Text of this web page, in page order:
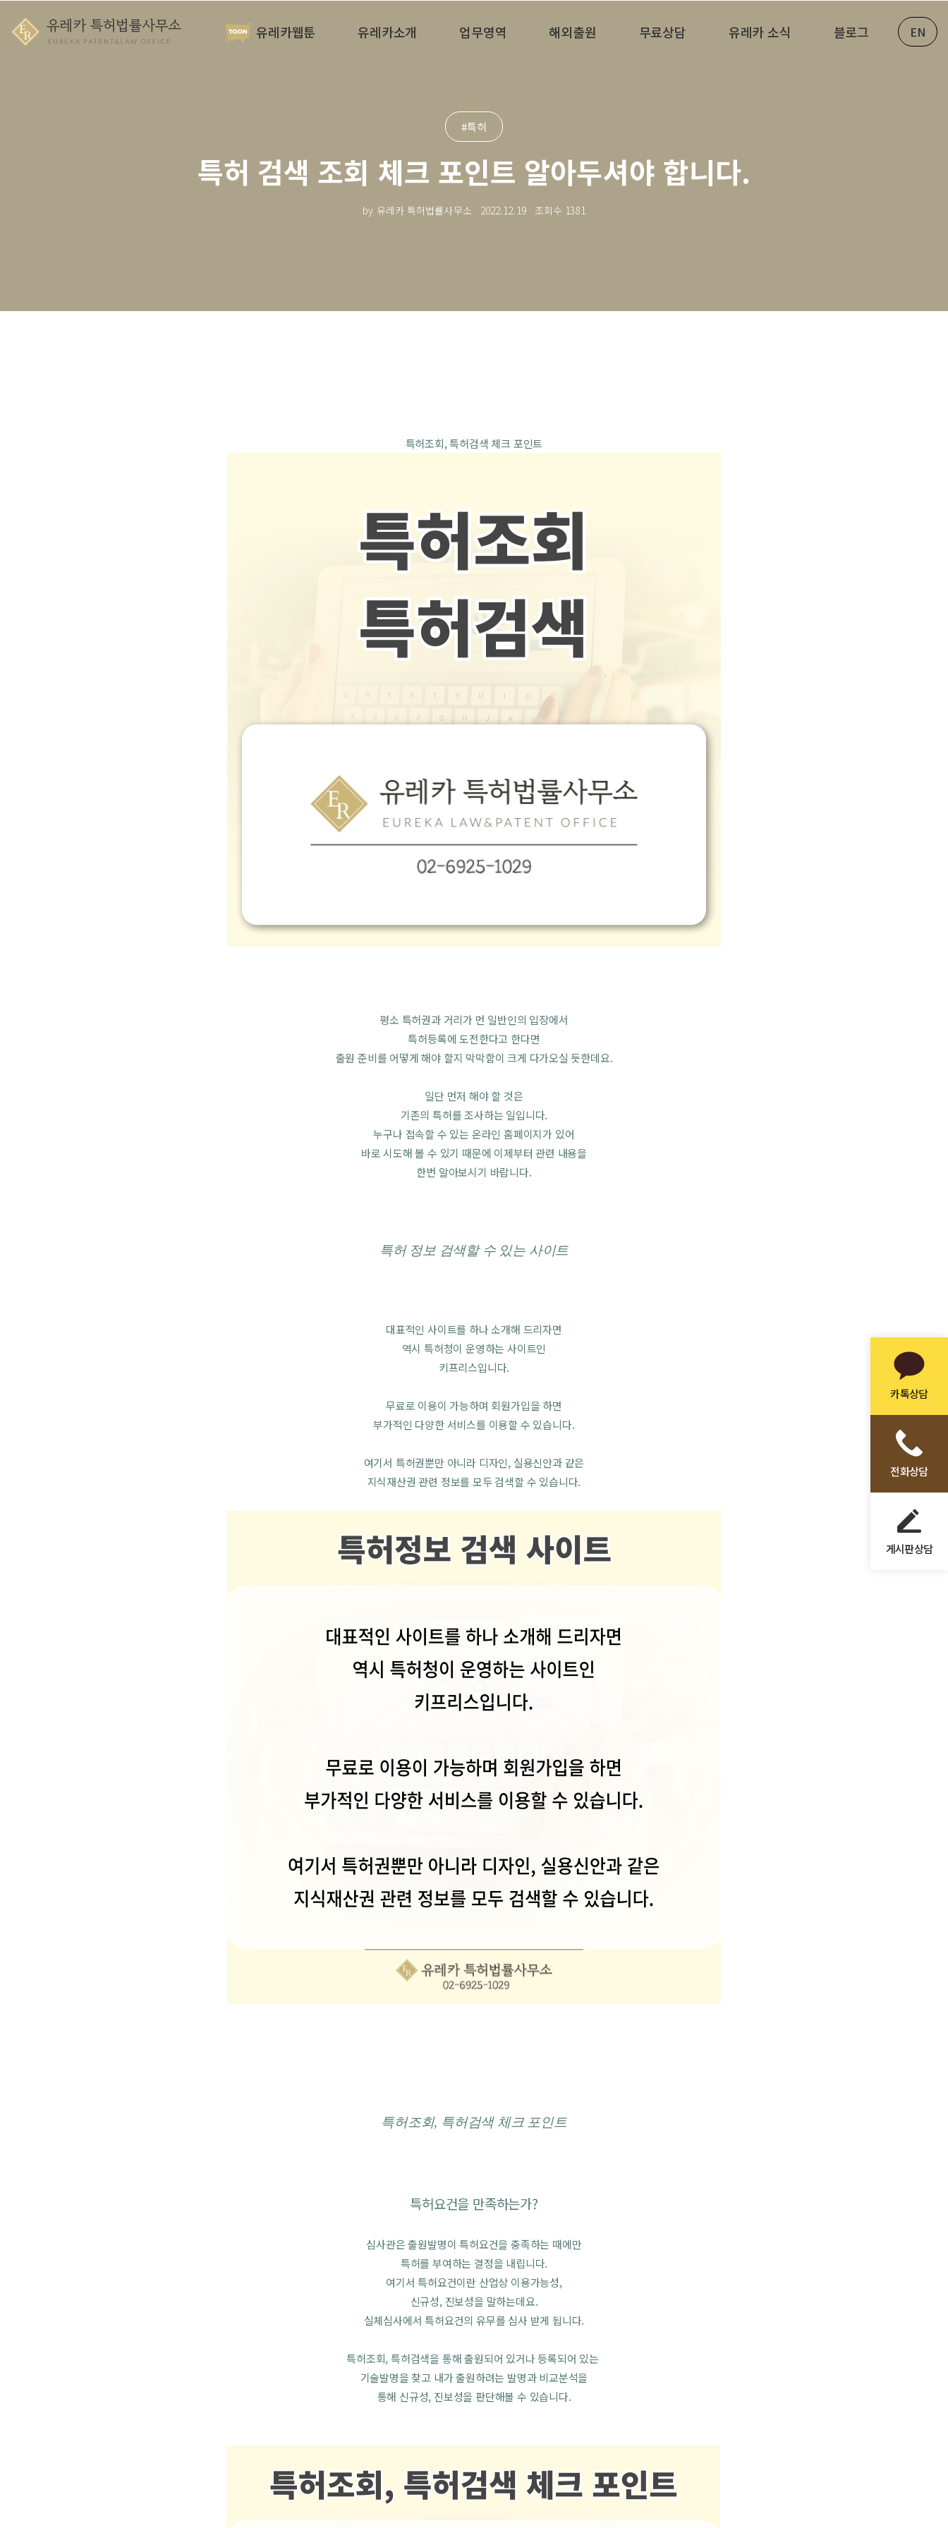
유레카웹툰 유레카소개 업무영역 해외출원 무료상담 유레카 소식 블로그 EN
카톡상담
전화상담
게시판상담
#특허
특허 검색 조회 체크 포인트 알아두셔야 합니다.
by 유레카 특허법률사무소 2022.12.19 조회수 1381
특허조회, 특허검색 체크 포인트
평소 특허권과 거리가 먼 일반인의 입장에서
특허등록에 도전한다고 한다면
출원 준비를 어떻게 해야 할지 막막함이 크게 다가오실 듯한데요.
일단 먼저 해야 할 것은
기존의 특허를 조사하는 일입니다.
누구나 접속할 수 있는 온라인 홈페이지가 있어
바로 시도해 볼 수 있기 때문에 이제부터 관련 내용을
한번 알아보시기 바랍니다.
특허 정보 검색할 수 있는 사이트
대표적인 사이트를 하나 소개해 드리자면
역시 특허청이 운영하는 사이트인
키프리스입니다.
무료로 이용이 가능하며 회원가입을 하면
부가적인 다양한 서비스를 이용할 수 있습니다.
여기서 특허권뿐만 아니라 디자인, 실용신안과 같은
지식재산권 관련 정보를 모두 검색할 수 있습니다.
특허조회, 특허검색 체크 포인트
특허요건을 만족하는가?
심사관은 출원발명이 특허요건을 충족하는 때에만
특허를 부여하는 결정을 내립니다.
여기서 특허요건이란 산업상 이용가능성,
신규성, 진보성을 말하는데요.
실체심사에서 특허요건의 유무를 심사 받게 됩니다.
특허조회, 특허검색을 통해 출원되어 있거나 등록되어 있는
기술발명을 찾고 내가 출원하려는 발명과 비교분석을
통해 신규성, 진보성을 판단해볼 수 있습니다.